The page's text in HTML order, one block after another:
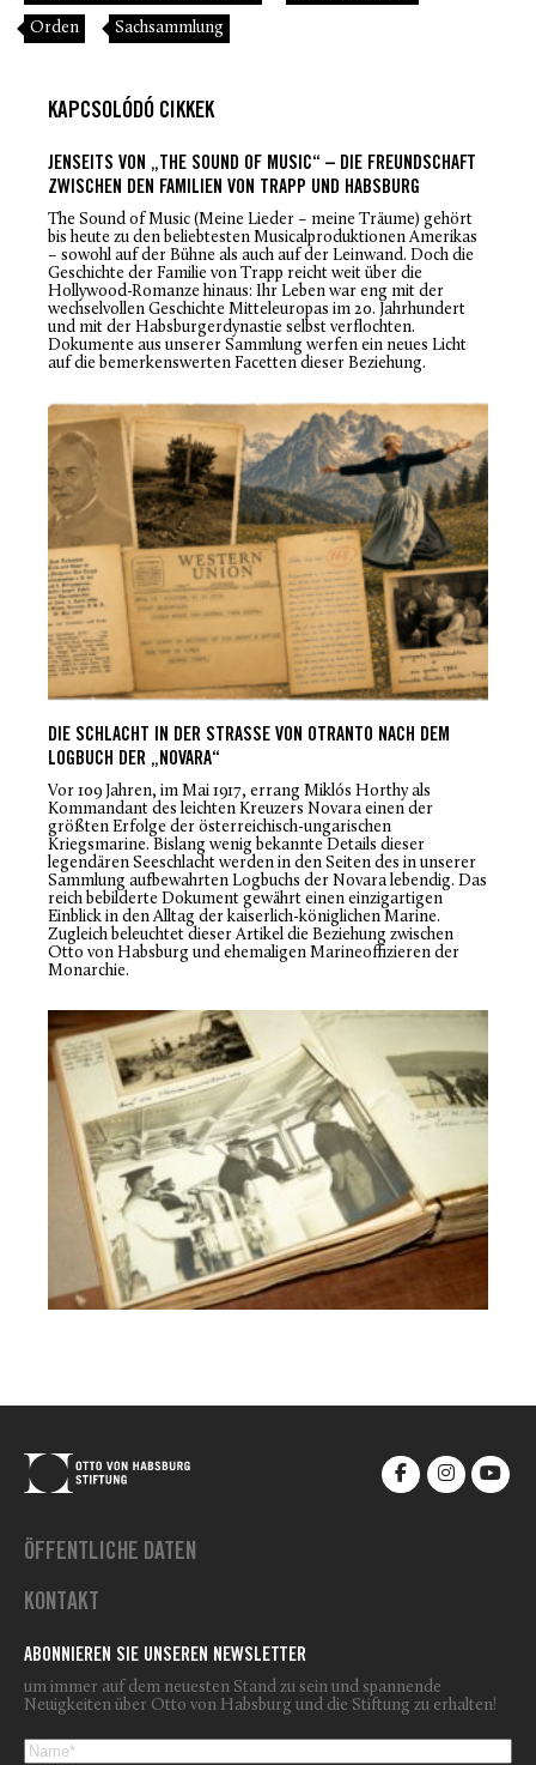
Orden Sachsammlung
KAPCSOLÓDÓ CIKKEK
JENSEITS VON „THE SOUND OF MUSIC“ – DIE FREUNDSCHAFT
ZWISCHEN DEN FAMILIEN VON TRAPP UND HABSBURG
The Sound of Music (Meine Lieder – meine Träume) gehört
bis heute zu den beliebtesten Musicalproduktionen Amerikas
– sowohl auf der Bühne als auch auf der Leinwand. Doch die
Geschichte der Familie von Trapp reicht weit über die
Hollywood-Romanze hinaus: Ihr Leben war eng mit der
wechselvollen Geschichte Mitteleuropas im 20. Jahrhundert
und mit der Habsburgerdynastie selbst verflochten.
Dokumente aus unserer Sammlung werfen ein neues Licht
auf die bemerkenswerten Facetten dieser Beziehung.
DIE SCHLACHT IN DER STRASSE VON OTRANTO NACH DEM L
OGBUCH DER „NOVARA“
Vor 109 Jahren, im Mai 1917, errang Miklós Horthy als
Kommandant des leichten Kreuzers Novaraeinen der
größten Erfolge der österreichisch-ungarischen
Kriegsmarine. Bislang wenig bekannte Details dieser
legendären Seeschlacht werden in den Seiten des in unserer
Sammlung aufbewahrten Logbuchs der Novaralebendig. Das
reich bebilderte Dokument gewährt einen einzigartigen
Einblick in den Alltag der kaiserlich-königlichen Marine.
Zugleich beleuchtet dieser Artikel die Beziehung zwischen
Otto von Habsburg und ehemaligen Marineoffizieren der
Monarchie.
ÖFFENTLICHE DATEN
KONTAKT
ABONNIEREN SIE UNSEREN NEWSLETTER
um immer auf dem neuesten Stand zu sein und spannende
Neuigkeiten über Otto von Habsburg und die Stiftung zu erhalten!